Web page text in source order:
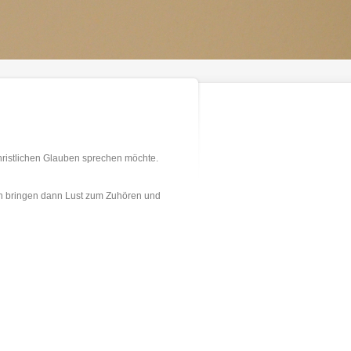
Glauben sprechen möchte.
dann Lust zum Zuhören und